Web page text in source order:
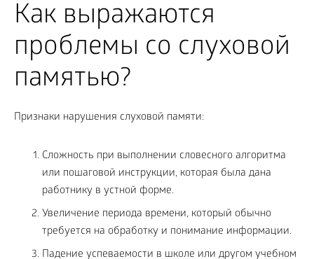
Как выражаются
проблемы со слуховой
памятью?
Признаки нарушения слуховой памяти:
Сложность при выполнении словесного алгоритма
или пошаговой инструкции, которая была дана
работнику в устной форме.
Увеличение периода времени, который обычно
требуется на обработку и понимание информации.
Падение успеваемости в школе или другом учебном